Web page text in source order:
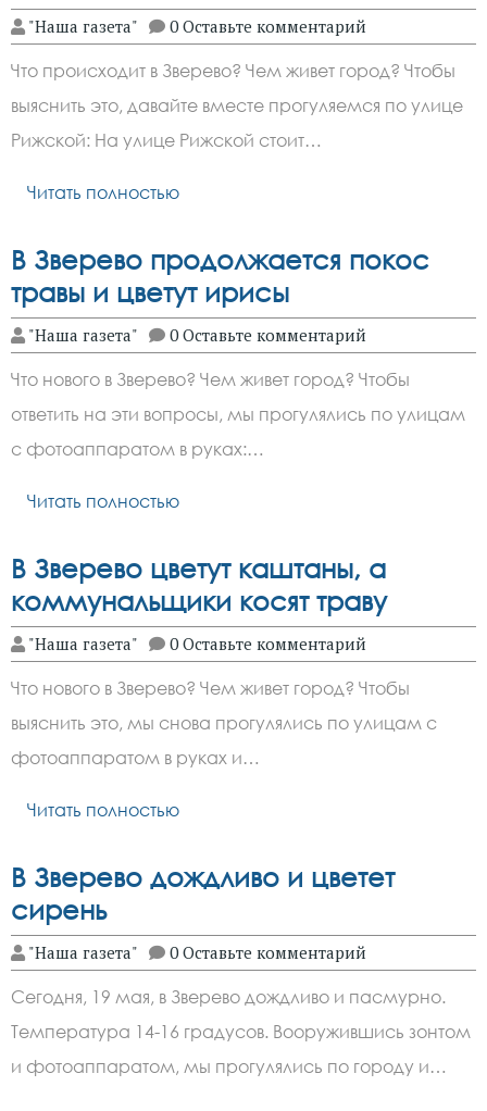
"Наша газета" 0 Оставьте комментарий
Что происходит в Зверево? Чем живет город? Чтобы
выяснить это, давайте вместе прогуляемся по улице
Рижской: На улице Рижской стоит…
Читать полностью
В Зверево продолжается покос
травы и цветут ирисы
"Наша газета" 0 Оставьте комментарий
Что нового в Зверево? Чем живет город? Чтобы
ответить на эти вопросы, мы прогулялись по улицам
с фотоаппаратом в руках:…
Читать полностью
В Зверево цветут каштаны, а
коммунальщики косят траву
"Наша газета" 0 Оставьте комментарий
Что нового в Зверево? Чем живет город? Чтобы
выяснить это, мы снова прогулялись по улицам с
фотоаппаратом в руках и…
Читать полностью
В Зверево дождливо и цветет
сирень
"Наша газета" 0 Оставьте комментарий
Сегодня, 19 мая, в Зверево дождливо и пасмурно.
Температура 14-16 градусов. Вооружившись зонтом
и фотоаппаратом, мы прогулялись по городу и…